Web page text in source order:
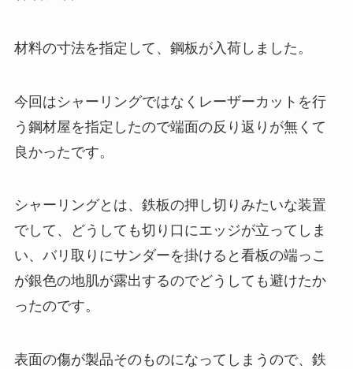
材料の寸法を指定して、鋼板が入荷しました。
今回はシャーリングではなくレーザーカットを行
う鋼材屋を指定したので端面の反り返りが無くて
良かったです。
シャーリングとは、鉄板の押し切りみたいな装置
でして、どうしても切り口にエッジが立ってしま
い、バリ取りにサンダーを掛けると看板の端っこ
が銀色の地肌が露出するのでどうしても避けたか
ったのです。
表面の傷が製品そのものになってしまうので、鉄